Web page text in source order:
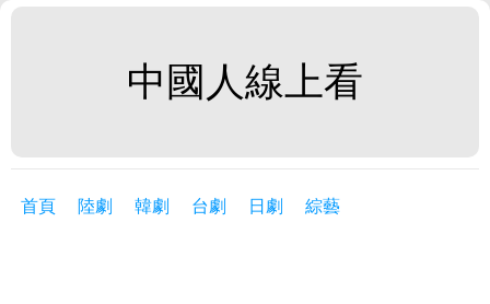
中國人線上看
首頁 陸劇 韓劇 台劇 日劇 綜藝